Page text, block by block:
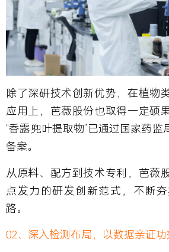
除了深研技术创新优势，在植物
应用上，芭薇股份也取得一定硕
“香露兜叶提取物”已通过国家药
备案。
从原料、配方到技术专利，芭薇
点发力的研发创新范式，不断
路。
02、深入检测布局，以数据亲证